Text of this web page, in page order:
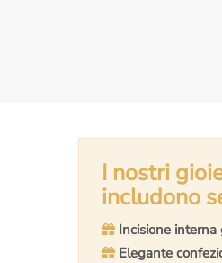
I nostri
includono
Incisione interna
Elegante